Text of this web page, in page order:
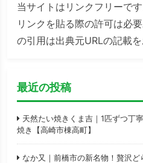
当サイトはリンクフリーです
リンクを貼る際の許可は必
の引用は出典元URLの記載を
最近の投稿
天然たい焼きくま吉｜1匹ずつ丁
焼き【高崎市棟高町】
なか又｜前橋市の新名物！贅沢ど